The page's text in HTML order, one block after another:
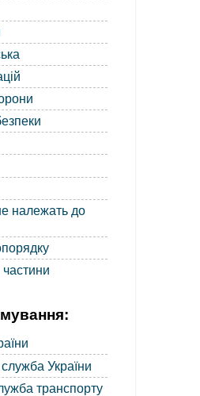
належать до
частини
України
транспорту